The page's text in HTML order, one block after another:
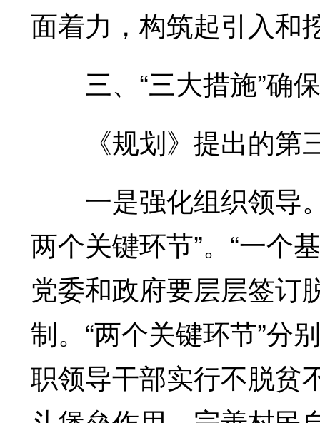
面着力，构筑起引入和
三、“三大措施”确
《规划》提出的第三
一是强化组织领导。
两个关键环节”。“一个
党委和政府要层层签订
制。“两个关键环节”分
职领导干部实行不脱贫